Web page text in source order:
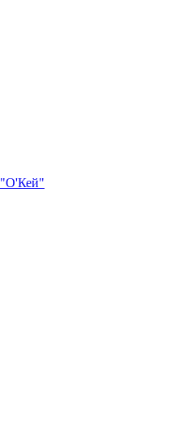
"О'Кей"